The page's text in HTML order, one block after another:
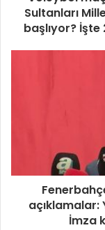
Sultanları
başlıyor?
açıklamalar:
İmza